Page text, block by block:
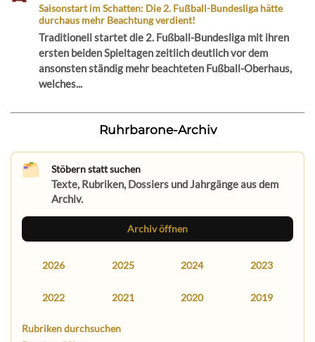
Saisonstart im Schatten: Die 2. Fußball-Bundesliga hätte
durchaus mehr Beachtung verdient!
Traditionell startet die 2. Fußball-Bundesliga mit ihren
ersten beiden Spieltagen zeitlich deutlich vor dem
ansonsten ständig mehr beachteten Fußball-Oberhaus,
welches...
Ruhrbarone-Archiv
Stöbern statt suchen
Texte, Rubriken, Dossiers und Jahrgänge aus dem
Archiv.
Archiv öffnen
2026 2025 2024 2023
2022 2021 2020 2019
Rubriken durchsuchen